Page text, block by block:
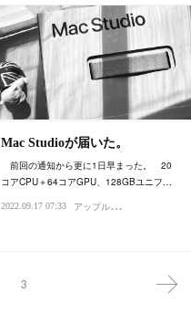
Mac Studioが届いた。
前回の通知から更に1日早まった。 20
コアCPU＋64コアGPU、128GBユニフ…
2022.09.17 07:33 ア
ップル・Mac・iPhone
3